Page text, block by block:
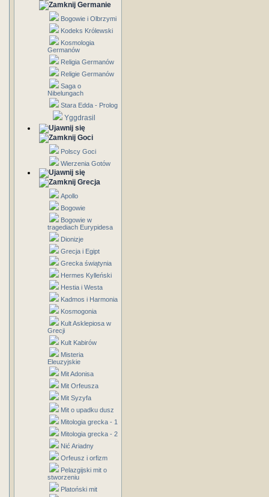
Germanie
Bogowie i Olbrzymi
Kodeks Królewski
Kosmologia
Germanów
Religia Germanów
Religie Germanów
Saga o
Nibelungach
Stara Edda - Prolog
Yggdrasil
Goci
Polscy Goci
Wierzenia Gotów
Grecja
Apollo
Bogowie
Bogowie w
tragediach Eurypidesa
Dionizje
Grecja i Egipt
Grecka świątynia
Hermes Kylleński
Hestia i Westa
Kadmos i Harmonia
Kosmogonia
Kult Asklepiosa w
Grecji
Kult Kabirów
Misteria
Eleuzyjskie
Mit Adonisa
Mit Orfeusza
Mit Syzyfa
Mit o upadku dusz
Mitologia grecka - 1
Mitologia grecka - 2
Nić Ariadny
Orfeusz i orfizm
Pelazgijski mit o
stworzeniu
Platoński mit